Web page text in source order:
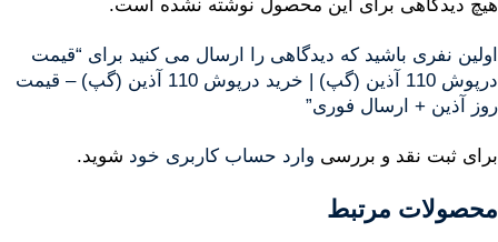
هیچ دیدگاهی برای این محصول نوشته نشده است.
اولین نفری باشید که دیدگاهی را ارسال می کنید برای “قیمت
درپوش 110 آذین (گپ) | خرید درپوش 110 آذین (گپ) – قیمت
روز آذین + ارسال فوری”
برای ثبت نقد و بررسی وارد حساب کاربری خود شوید.
محصولات مرتبط